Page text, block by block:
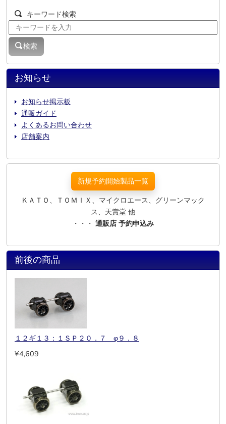
お知らせ
お知らせ掲示板
通販ガイド
よくあるお問い合わせ
店舗案内
キーワード検索
検索
新規予約開始製品一覧
ＫＡＴＯ、ＴＯＭＩＸ、マイクロエース、グリーンマック
ス、天賞堂 他
・・・ 通販店 予約申込み
前後の商品
１２ギ１３：１ＳＰ２０．７ φ９．８
¥4,609